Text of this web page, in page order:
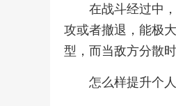
在战斗经过中
攻或者撤退，能极
型，而当敌方分散
怎么样提升个